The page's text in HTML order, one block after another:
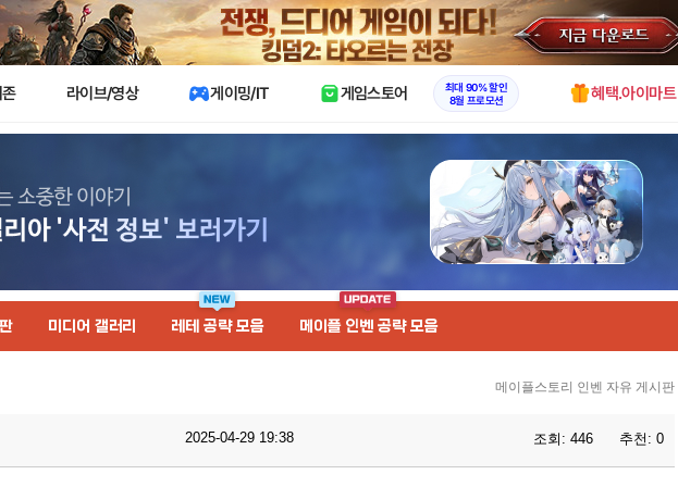
X
라이브/영상 게이밍/IT 게임스토어
최대 90% 할인
8월 프로모션
혜택.아이마트
미디어 갤러리 레테 공략 모음 메이플 인벤 공략 모음
메이플스토리 인벤 자유 게시판
2025-04-29 19:38 조회: 446 추천: 0